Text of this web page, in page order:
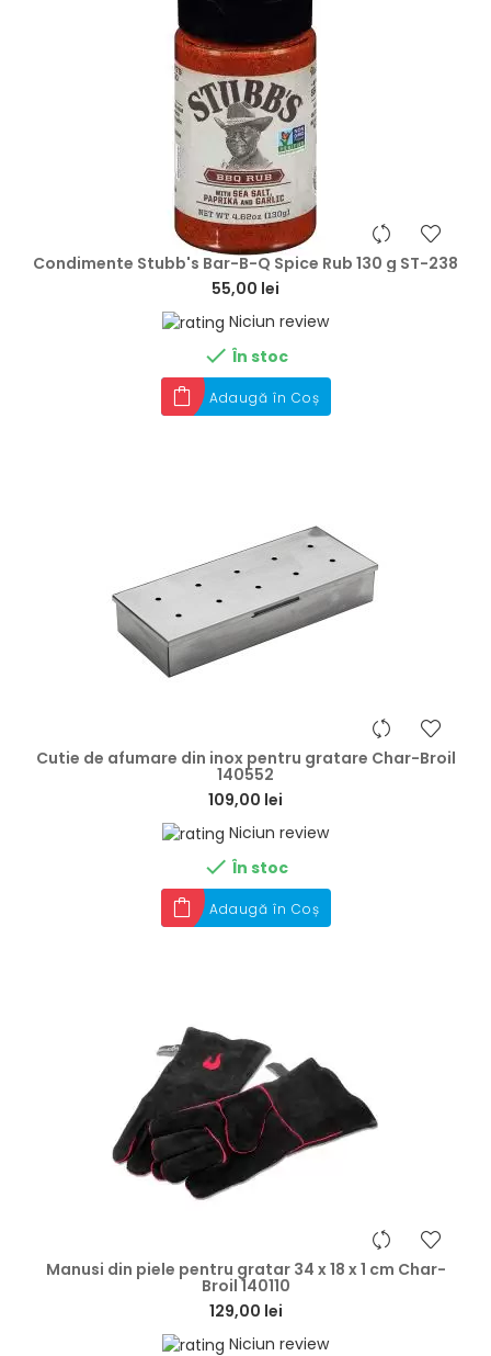
Condimente Stubb's Bar-B-Q Spice Rub 130 g ST-238
55,00 lei
Niciun review
 În stoc
Adaugă în Coș
Cutie de afumare din inox pentru gratare Char-Broil
140552
109,00 lei
Niciun review
 În stoc
Adaugă în Coș
Manusi din piele pentru gratar 34 x 18 x 1 cm Char-
Broil 140110
129,00 lei
Niciun review